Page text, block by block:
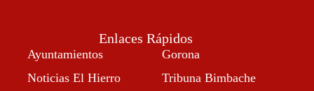
Enlaces Rápidos
Ayuntamientos
Noticias El Hierro
Gorona
Tribuna Bimbache